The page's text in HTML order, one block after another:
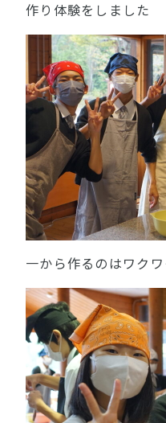
作り体験をしました
一から作るのはワク